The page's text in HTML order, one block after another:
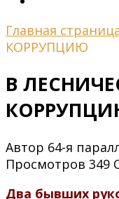
Главная
КОРРУПЦИЮ
В
Автор 64-я
Просмотров 349
Два бывших